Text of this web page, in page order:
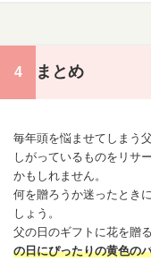
まとめ
毎年頭を悩ませてしまう
しがっているものをリサ
かもしれません。
何を贈ろうか迷ったとき
しょう。
父の日のギフトに花を贈
の日にぴったりの黄色の